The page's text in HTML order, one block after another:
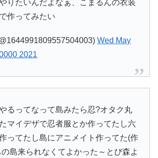
りたいんだよなぁ、こまるんの衣装
作ってみたい
Wed May
2021
るってなって島みたら忍?オタク丸
マイデザで忍者服とか作ってたし六
ってたし島にアニメイト作ってた(作
島来られなくてよかった～とび森よ